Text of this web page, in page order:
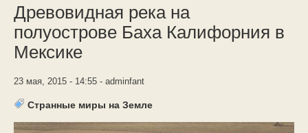
Древовидная река на
полуострове Баха Калифорния в
Мексике
23 мая, 2015 - 14:55 - adminfant
Странные миры на Земле